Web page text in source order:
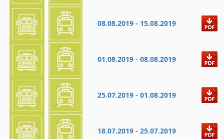
08.08.2019 - 15.08.2019
01.08.2019 - 08.08.2019
25.07.2019 - 01.08.2019
18.07.2019 - 25.07.2019